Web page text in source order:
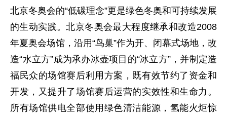
北京冬奥会的“低碳理念”更是绿色冬奥和可持续发展
的生动实践。北京冬奥会最大程度继承和改造2008
年夏奥会场馆，沿用“鸟巢”作为开、闭幕式场地，改
造“水立方”成为承办冰壶项目的“冰立方”，并制定造
福民众的场馆赛后利用方案，既有效节约了资金和
开发，又提升了场馆赛后运营的实效性和生命力。
所有场馆供电全部使用绿色清洁能源，氢能火炬惊